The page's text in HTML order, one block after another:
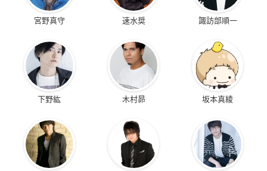
宮野真守 速水奨 諏訪部順一
下野紘 木村昴 坂本真綾